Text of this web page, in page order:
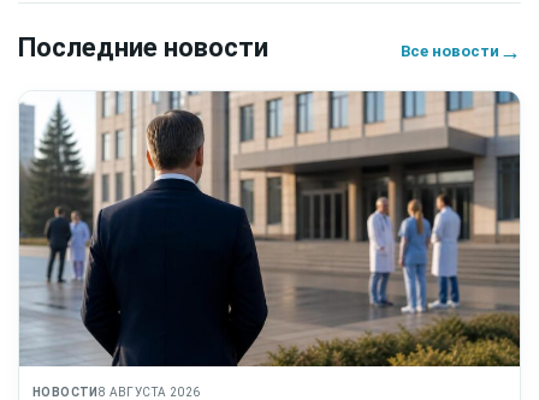
Последние новости Все новости →
НОВОСТИ 8 АВГУСТА 2026